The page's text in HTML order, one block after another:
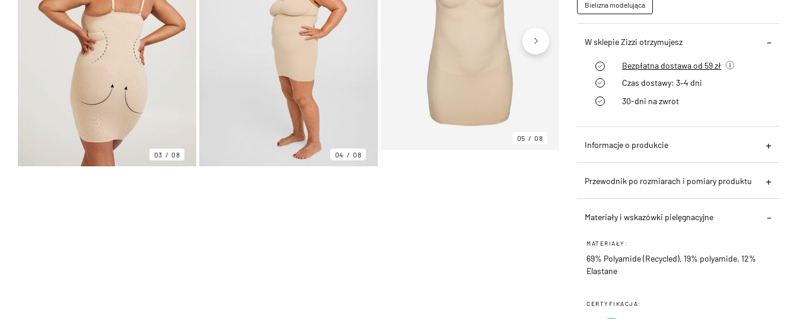
03 08 04 08
05 08
Bielizna modelująca
W sklepie Zizzi otrzymujesz
Bezpłatna dostawa od 59 zł
Czas dostawy: 3–4 dni
30-dni na zwrot
Informacje o produkcie
Przewodnik po rozmiarach i pomiary produktu
Materiały i wskazówki pielęgnacyjne
MATERIAŁY:
69% Polyamide (Recycled), 19% polyamide, 12%
Elastane
CERTYFIKACJA: